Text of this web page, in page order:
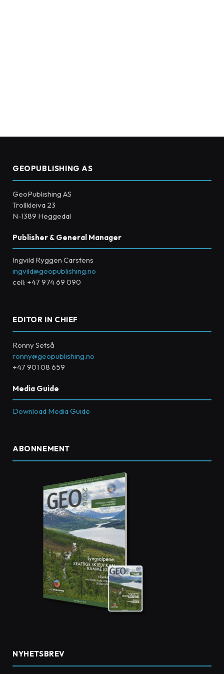
GEOPUBLISHING AS
GeoPublishing AS
Trollkleiva 23
N-1389 Heggedal
Publisher & General Manager
Ingvild Ryggen Carstens
ingvild@geopublishing.no
cell: +47 974 69 090
EDITOR IN CHIEF
Ronny Setså
ronny@geopublishing.no
+47 901 08 659
Media Guide
Download Media Guide
ABONNEMENT
NYHETSBREV